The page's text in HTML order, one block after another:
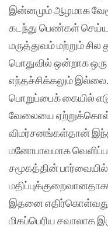
இன்னமும் ஆழமாக
கடந்து பெண்கள்
மருத்துவம் மற்றும்
பொதுவில் ஒன்றாக
எந்தச்சிக்கலும்
பொறுப்பைக் கையில்
வேலையை
விமர்சனங்கள்தான்
மனோபாவமாக
சமூகத்தின்
இதனை
மிகப்பெரிய சவாலாக